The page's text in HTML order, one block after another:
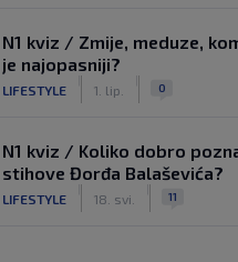
N1 kviz / Zmije, meduze,
je najopasniji?
LIFESTYLE 1. lip. 0
N1 kviz / Koliko dobro
stihove Đorđa Balaševića?
LIFESTYLE 18. svi. 11